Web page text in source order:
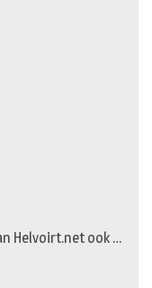
Helvoirt.net ook …